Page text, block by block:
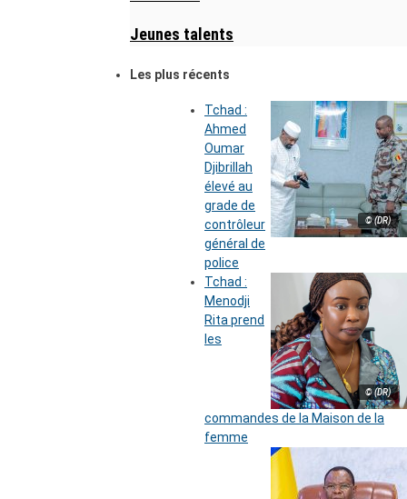
Jeunes talents
Les plus récents
© (DR)
Tchad :
Ahmed
Oumar
Djibrillah
élevé au
grade de
contrôleur
général de
police
© (DR)
Tchad :
Menodji
Rita prend
les
commandes de la Maison de la
femme